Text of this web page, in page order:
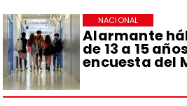
Alarmante
de 13 a 15
encuesta del
NACIONAL